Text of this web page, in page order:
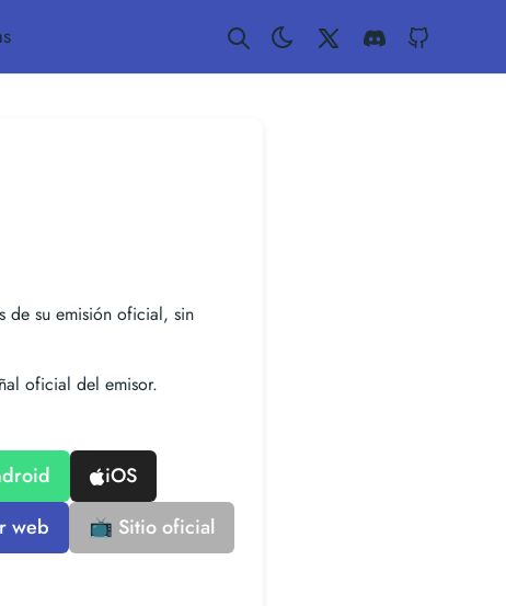
Twitter Discord
de su emisión oficial, sin
oficial del emisor.
iOS
web
📺 Sitio oficial